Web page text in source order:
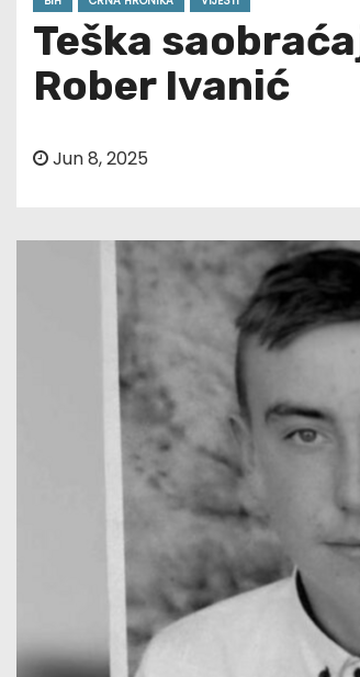
Teška
Rober Ivanić
Jun 8, 2025